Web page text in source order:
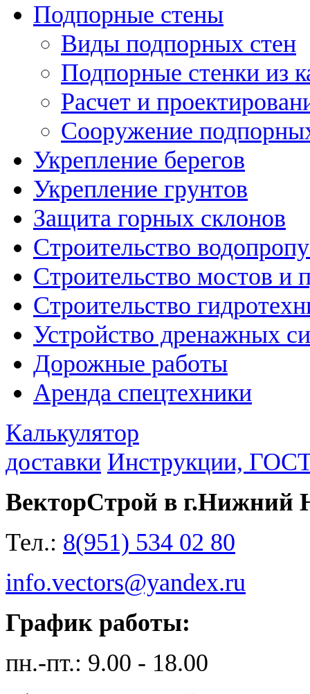
Подпорные стены
Виды подпорных стен
Подпорные стенки из
Расчет и
Сооружение
Укрепление берегов
Укрепление грунтов
Защита горных склонов
Строительство
Строительство мостов и
Строительство
Устройство дренажных
Дорожные работы
Аренда спецтехники
Калькулятор
доставки Инструкции,
ВекторСтрой в г.Нижний
Тел.: 8(951) 534 02 80
info.vectors@yandex.ru
График работы:
пн.-пт.: 9.00 - 18.00